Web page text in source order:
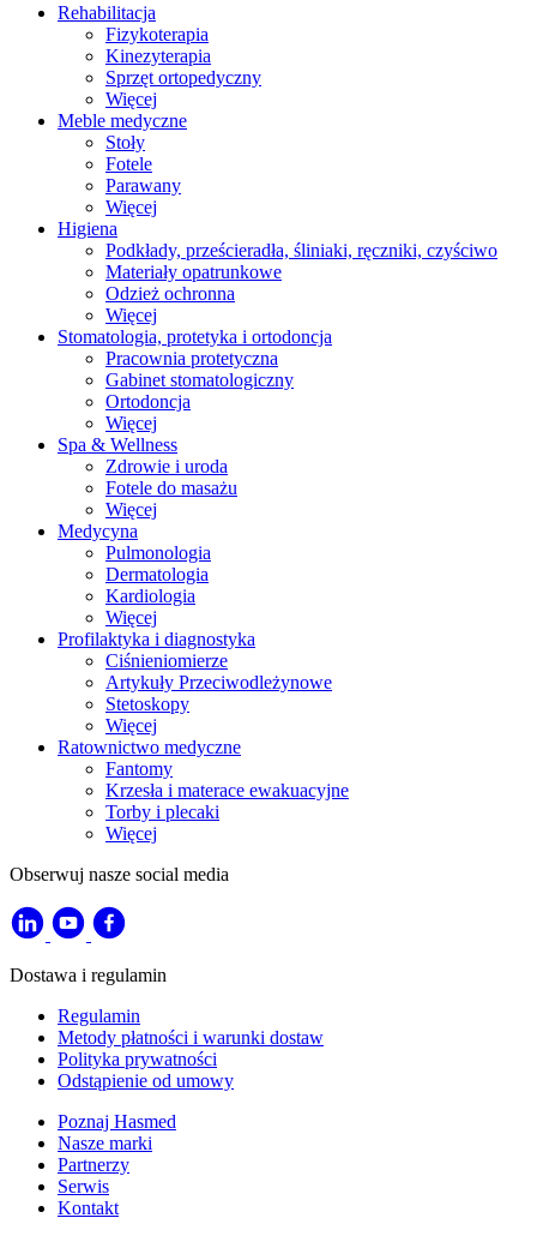
Rehabilitacja
Fizykoterapia
Kinezyterapia
Sprzęt ortopedyczny
Więcej
Meble medyczne
Stoły
Fotele
Parawany
Więcej
Higiena
Podkłady, prześcieradła, śliniaki, ręczniki, czyściwo
Materiały opatrunkowe
Odzież ochronna
Więcej
Stomatologia, protetyka i ortodoncja
Pracownia protetyczna
Gabinet stomatologiczny
Ortodoncja
Więcej
Spa & Wellness
Zdrowie i uroda
Fotele do masażu
Więcej
Medycyna
Pulmonologia
Dermatologia
Kardiologia
Więcej
Profilaktyka i diagnostyka
Ciśnieniomierze
Artykuły Przeciwodleżynowe
Stetoskopy
Więcej
Ratownictwo medyczne
Fantomy
Krzesła i materace ewakuacyjne
Torby i plecaki
Więcej
Obserwuj nasze social media
Dostawa i regulamin
Regulamin
Metody płatności i warunki dostaw
Polityka prywatności
Odstąpienie od umowy
Poznaj Hasmed
Nasze marki
Partnerzy
Serwis
Kontakt